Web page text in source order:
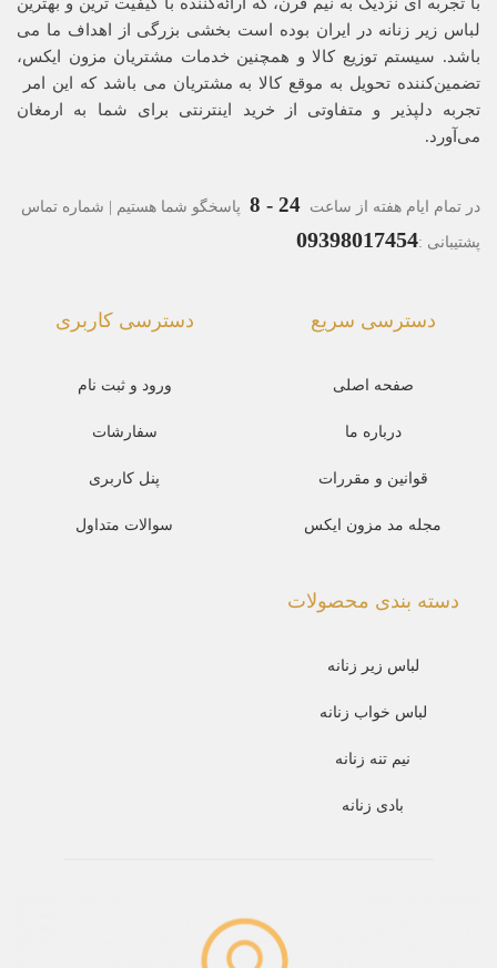
لباس زیر زنانه در ایران بوده ‌است بخشی بزرگی از اهداف ما می
باشد. سیستم توزیع کالا و همچنین خدمات مشتریان مزون ایکس،
تضمین‌کننده‌ تحویل به موقع کالا به مشتریان می باشد که این امر
تجربه‌ دلپذیر و متفاوتی از خرید اینترنتی برای شما به ارمغان
می‌آورد.
در تمام ایام هفته از ساعت 24 - 8 پاسخگو شما هستیم | شماره تماس
پشتیبانی :09398017454
دسترسی سریع
صفحه اصلی
درباره ما
قوانین و مقررات
مجله مد مزون ایکس
دسترسی کاربری
ورود و ثبت نام
سفارشات
پنل کاربری
سوالات متداول
دسته بندی محصولات
لباس زیر زنانه
لباس خواب زنانه
نیم تنه زنانه
بادی زنانه